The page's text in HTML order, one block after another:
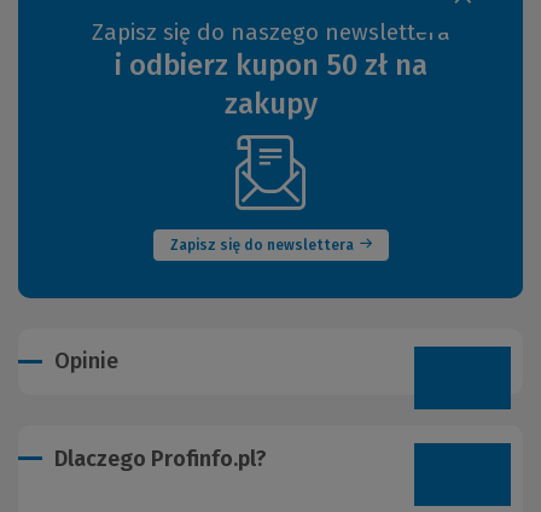
Zapisz się do naszego newslettera
i odbierz kupon 50 zł na
zakupy
Zapisz się do newslettera
(Nowe
okno)
Opinie
Dlaczego Profinfo.pl?